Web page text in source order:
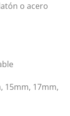
o acero
15mm, 17mm,